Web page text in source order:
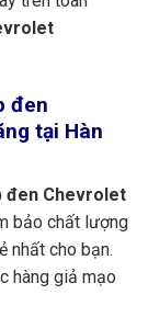
đen
tại Hàn
đen Chevrolet
bảo chất lượng
nhất cho bạn.
hàng giả mạo